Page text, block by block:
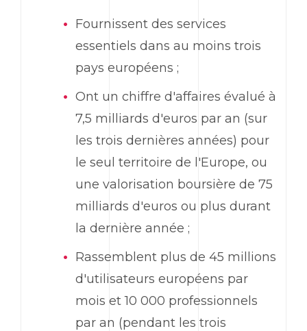
Fournissent des services
essentiels dans au moins trois
pays européens ;
Ont un chiffre d'affaires évalué à
7,5 milliards d'euros par an (sur
les trois dernières années) pour
le seul territoire de l'Europe, ou
une valorisation boursière de 75
milliards d'euros ou plus durant
la dernière année ;
Rassemblent plus de 45 millions
d'utilisateurs européens par
mois et 10 000 professionnels
par an (pendant les trois